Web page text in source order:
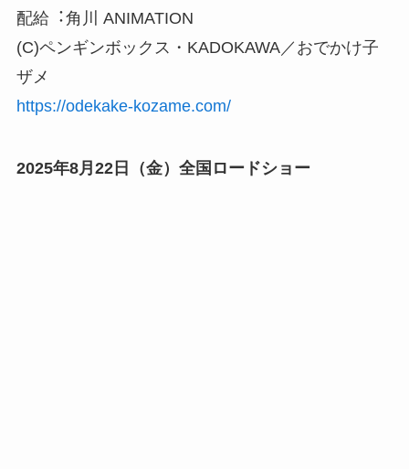
配給︓角川 ANIMATION
(C)ペンギンボックス・KADOKAWA／おでかけ子
ザメ
https://odekake-kozame.com/
2025年8月22日（⾦）全国ロードショー